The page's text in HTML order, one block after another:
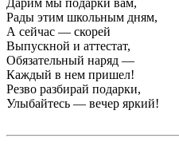
Дарим мы подарки вам,
Рады этим школьным дням,
А сейчас — скорей
Выпускной и аттестат,
Обязательный наряд —
Каждый в нем пришел!
Резво разбирай подарки,
Улыбайтесь — вечер яркий!